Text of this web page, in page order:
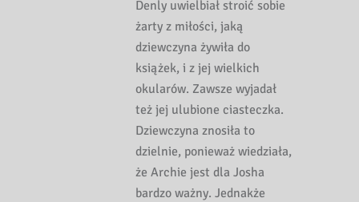
Denly uwielbiał stroić sobie
żarty z miłości, jaką
dziewczyna żywiła do
książek, i z jej wielkich
okularów. Zawsze wyjadał
też jej ulubione ciasteczka.
Dziewczyna znosiła to
dzielnie, ponieważ wiedziała,
że Archie jest dla Josha
bardzo ważny. Jednakże